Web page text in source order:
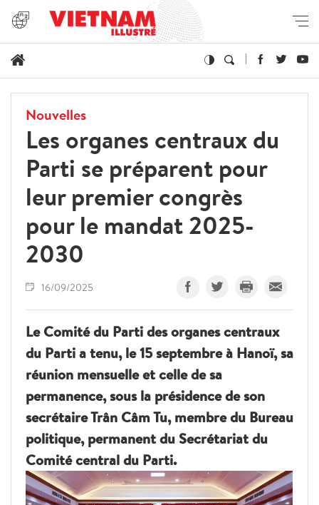
Nouvelles
Les organes centraux du
Parti se préparent pour
leur premier congrès
pour le mandat 2025-
2030
16/09/2025
Le Comité du Parti des organes centraux
du Parti a tenu, le 15 septembre à Hanoï, sa
réunion mensuelle et celle de sa
permanence, sous la présidence de son
secrétaire Trân Câm Tu, membre du Bureau
politique, permanent du Secrétariat du
Comité central du Parti.